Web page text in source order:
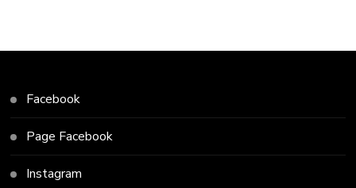
Facebook
Page Facebook
Instagram